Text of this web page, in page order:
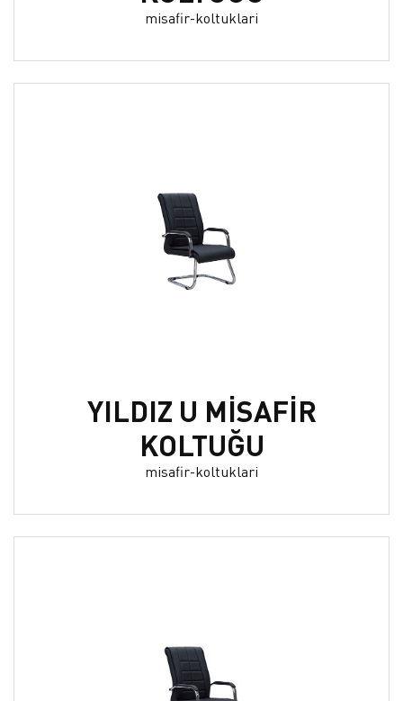
misafir-koltuklari
YILDIZ U MİSAFİR
KOLTUĞU
misafir-koltuklari